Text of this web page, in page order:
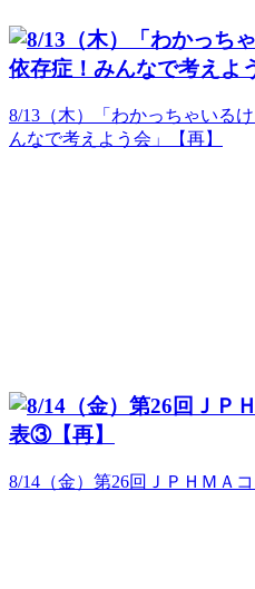
8/13（木）「わかっちゃいる
んなで考えよう会」【再】
8/14（金）第26回ＪＰＨＭＡ